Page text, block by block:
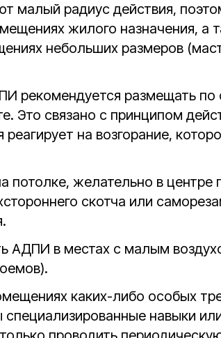
малый радиус действия,
жилого назначения, а
небольших размеров
рекомендуется размещать по
Это связано с принципом
реагирует на возгорание,
потолке, желательно в центре
скотча или
АДПИ в местах с малым
каких-либо особых
навыки